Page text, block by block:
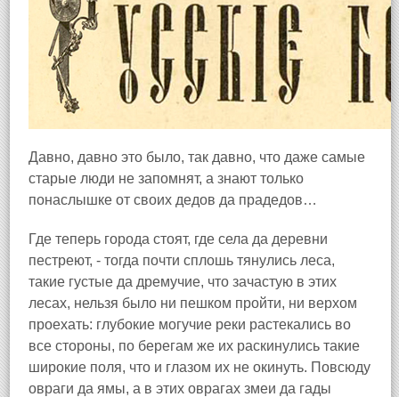
Давно, давно это было, так давно, что даже самые
старые люди не запомнят, а знают только
понаслышке от своих дедов да прадедов…
Где теперь города стоят, где села да деревни
пестреют, - тогда почти сплошь тянулись леса,
такие густые да дремучие, что зачастую в этих
лесах, нельзя было ни пешком пройти, ни верхом
проехать: глубокие могучие реки растекались во
все стороны, по берегам же их раскинулись такие
широкие поля, что и глазом их не окинуть. Повсюду
овраги да ямы, а в этих оврагах змеи да гады